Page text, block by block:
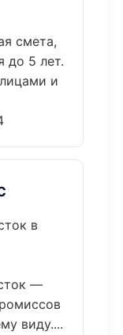
смета,
до 5 лет.
и
в
—
виду....